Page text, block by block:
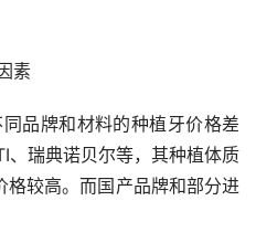
素
、瑞典诺贝尔等，其种植体质
格较高。而国产品牌和部分进